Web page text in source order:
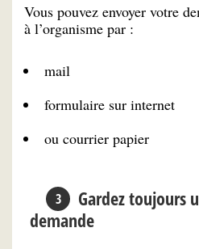
Vous pouvez envoyer votre
à l’organisme par :
mail
formulaire sur internet
ou courrier papier
Gardez toujours
demande